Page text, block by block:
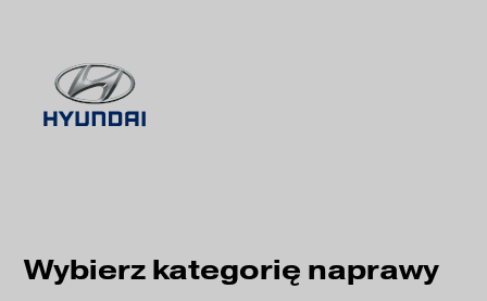
Wybierz kategorię naprawy